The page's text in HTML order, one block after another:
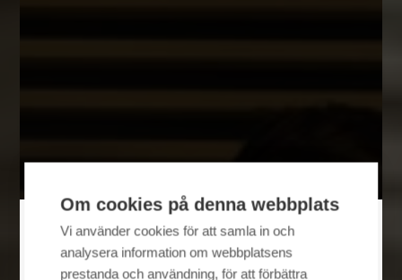
STEG 1
Om cookies på denna webbplats
Vi använder cookies för att samla in och
analysera information om webbplatsens
prestanda och användning, för att förbättra